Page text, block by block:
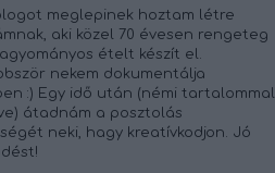
meglepinek hoztam létre
aki közel 70 évesen rengeteg
ételt készít el.
nekem dokumentálja
:) Egy idő után (némi tartalommal
átadnám a posztolás
neki, hagy kreatívkodjon. Jó